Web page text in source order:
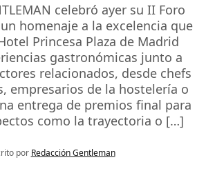
celebró ayer su II Foro
homenaje a la excelencia que
Princesa Plaza de Madrid
gastronómicas junto a
relacionados, desde chefs
empresarios de la hostelería o
entrega de premios final para
como la trayectoria o […]
por Redacción Gentleman